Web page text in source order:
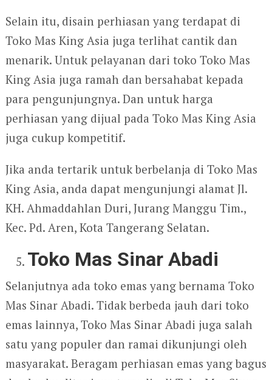
Selain itu, disain perhiasan yang terdapat di
Toko Mas King Asia juga terlihat cantik dan
menarik. Untuk pelayanan dari toko Toko Mas
King Asia juga ramah dan bersahabat kepada
para pengunjungnya. Dan untuk harga
perhiasan yang dijual pada Toko Mas King Asia
juga cukup kompetitif.
Jika anda tertarik untuk berbelanja di Toko Mas
King Asia, anda dapat mengunjungi alamat Jl.
KH. Ahmaddahlan Duri, Jurang Manggu Tim.,
Kec. Pd. Aren, Kota Tangerang Selatan.
Toko Mas Sinar Abadi
Selanjutnya ada toko emas yang bernama Toko
Mas Sinar Abadi. Tidak berbeda jauh dari toko
emas lainnya, Toko Mas Sinar Abadi juga salah
satu yang populer dan ramai dikunjungi oleh
masyarakat. Beragam perhiasan emas yang bagus